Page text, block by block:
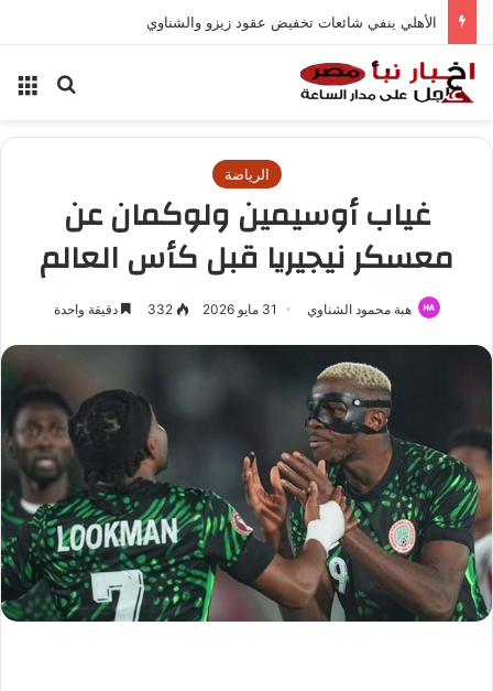
الأهلي ينفي شائعات تخفيض عقود زيزو والشناوي
بحث
الرياضة
غياب أوسيمين ولوكمان عن
معسكر نيجيريا قبل كأس العالم
هبة محمود الشناوي 31 مايو 2026 332 دقيقة واحدة